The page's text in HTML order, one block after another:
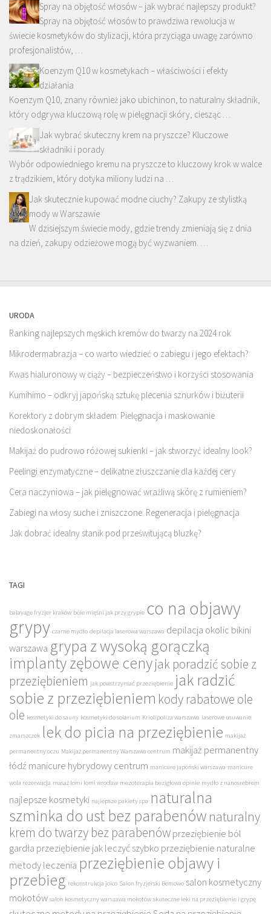
Spray na objętość włosów – jak wybrać najlepszy produkt?
Spray na objętość włosów to prawdziwa rewolucja w
świecie kosmetyków do stylizacji, która przyciąga uwagę zarówno
profesjonalistów, …
Koenzym Q10 w kosmetykach – właściwości i efekty
działania
Koenzym Q10, znany również jako ubichinon, to naturalny składnik,
który odgrywa kluczową rolę w pielęgnacji skóry, ciesząc …
Jak wybrać skuteczny krem na pryszcze? Kluczowe
składniki i porady
Wybór odpowiedniego kremu na pryszcze to kluczowy krok w walce
z trądzikiem, który dotyka miliony ludzi na …
Jak skutecznie kupować modne ciuchy? Zakupy ze stylistką
mody w Warszawie
W dzisiejszym świecie mody, gdzie trendy zmieniają się z dnia
na dzień, zakupy odzieżowe mogą być wyzwaniem. …
URODA
Ranking najlepszych męskich kremów do twarzy na 2024 rok
Mikrodermabrazja – co warto wiedzieć o zabiegu i jego efektach?
Kwas hialuronowy w ciąży – bezpieczeństwo i korzyści stosowania
Kumihimo – odkryj japońską sztukę plecenia sznurków i biżuterii
Korektory z dobrym składem: Pielęgnacja i maskowanie
niedoskonałości
Makijaż do pudrowo różowej sukienki – jak stworzyć idealny look?
Peelingi enzymatyczne – delikatne złuszczanie dla każdej cery
Cera naczyniowa – jak pielęgnować wrażliwą skórę z rumieniem?
Zabiegi na włosy suche i zniszczone: Regeneracja i pielęgnacja
Jak dobrać idealny stanik pod prześwitującą bluzkę?
TAGI
balayage fryzjer kraków bóle mięśni jak przy grypie co na objawy
grypy czarne mydło depilacja laserowa warszawa depilacja okolic bikini
warszawa grypa z wysoką gorączką
implanty zębowe cenyjak poradzić sobie z
przeziębieniem jak powstrzymać przeziębienie jak radzić
sobie z przeziębieniem kody rabatowe ole
ole kosmetyki do sauny kosmetyki do solarium Kriolipoliza warszawa laserowe usuwanie
zmarszczek lek do picia na przeziębienie makijaż
permanentny oczu Makijaż permanentny Warszawa centrum makijaż permanentny
łódź manicure hybrydowy centrum manicure japoński warszawa manicure
wola rezerwacja masaż lomi lomi wrocław mezoterapia bezigłowa opinie mydło z nanosrebrem
najlepsze kosmetyki najlepsze pakiety spa naturalna
szminka do ust bez parabenów naturalny
krem do twarzy bez parabenówprzeziębienie ból
gardła przeziębienie jak leczyć szybko przeziębienie naturalne
metody leczenia przeziębienie objawy i
przebieg rekonstrukcja joico Salon fryzjerski Bemowo salon kosmetyczny
mokotów salon kosmetyczny warszawa mokotów skuteczne leki na przeziębienie i grypę